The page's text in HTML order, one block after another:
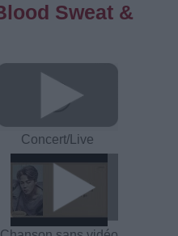
Sweat &
Concert/Live